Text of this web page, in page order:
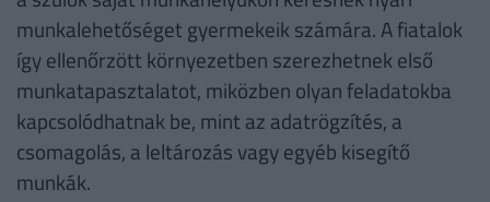
munkalehetőséget gyermekeik számára. A fiatalok
így ellenőrzött környezetben szerezhetnek első
munkatapasztalatot, miközben olyan feladatokba
kapcsolódhatnak be, mint az adatrögzítés, a
csomagolás, a leltározás vagy egyéb kisegítő
munkák.